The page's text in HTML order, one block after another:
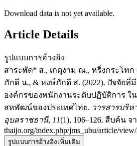
Download data is not yet available.
Article Details
รูปแบบการอ้างอิง
สาระพัด* ส., เกตุงาม ณ., หริ่งกระโท
ภักดี น., & หงษ์ภักดี ส. (2022). ปัจจัย
องค์กรของพนักงานระดับปฏิบัติการ ใ
สหพัฒน์ของประเทศไทย. วารสารบริ
อุบลราชธานี, 11(1), 106–126. สืบค้น จ
thaijo.org/index.php/jms_ubu/article/
รูปแบบการอ้างอิงเพิ่มเติม